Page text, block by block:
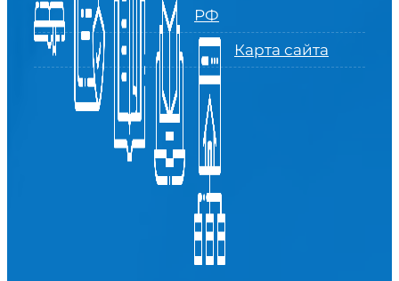
РФ
Карта сайта